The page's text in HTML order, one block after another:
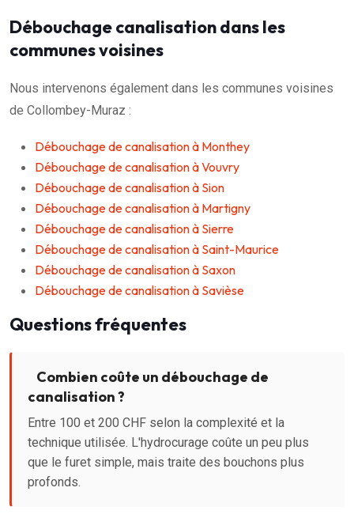
Débouchage canalisation dans les
communes voisines
Nous intervenons également dans les communes voisines
de Collombey-Muraz :
Débouchage de canalisation à Monthey
Débouchage de canalisation à Vouvry
Débouchage de canalisation à Sion
Débouchage de canalisation à Martigny
Débouchage de canalisation à Sierre
Débouchage de canalisation à Saint-Maurice
Débouchage de canalisation à Saxon
Débouchage de canalisation à Savièse
Questions fréquentes
Combien coûte un débouchage de
canalisation ?
Entre 100 et 200 CHF selon la complexité et la
technique utilisée. L'hydrocurage coûte un peu plus
que le furet simple, mais traite des bouchons plus
profonds.